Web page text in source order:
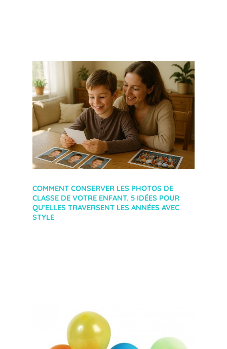
COMMENT CONSERVER LES PHOTOS DE
CLASSE DE VOTRE ENFANT. 5 IDÉES POUR
QU’ELLES TRAVERSENT LES ANNÉES AVEC
STYLE